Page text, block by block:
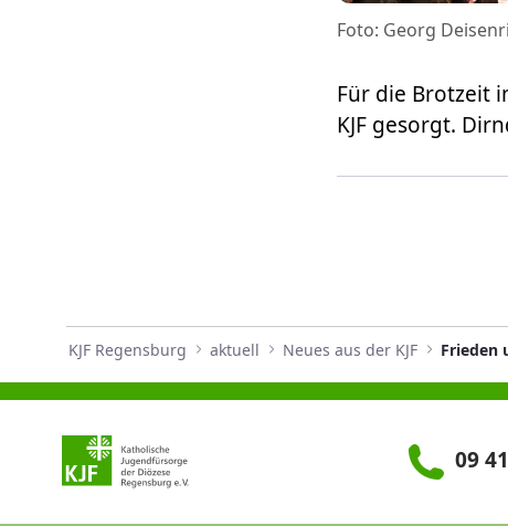
Foto: Georg
Für die Brotzeit
KJF gesorgt.
KJF Regensburg aktuell Neues aus der KJF Frieden
09